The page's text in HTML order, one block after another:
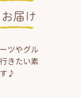
届け
ツやグル
きたい素
♪